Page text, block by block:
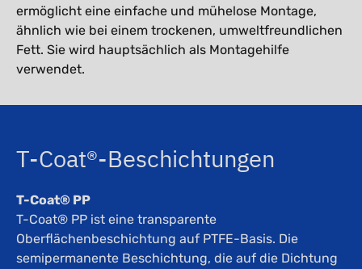
ermöglicht eine einfache und mühelose Montage,
ähnlich wie bei einem trockenen, umweltfreundlichen
Fett. Sie wird hauptsächlich als Montagehilfe
verwendet.
T-Coat®-Beschichtungen
T-Coat® PP
T-Coat® PP ist eine transparente
Oberflächenbeschichtung auf PTFE-Basis. Die
semipermanente Beschichtung, die auf die Dichtung